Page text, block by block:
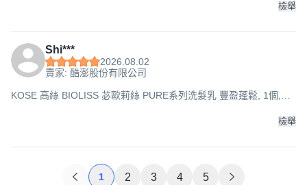
檢舉
Shi***
2026.08.02
賣家: 酷澎股份有限公司
KOSE 高絲 BIOLISS 苾歐莉絲 PURE系列洗髮乳 豐盈蓬鬆, 1個,
檢舉
1 2 3 4 5